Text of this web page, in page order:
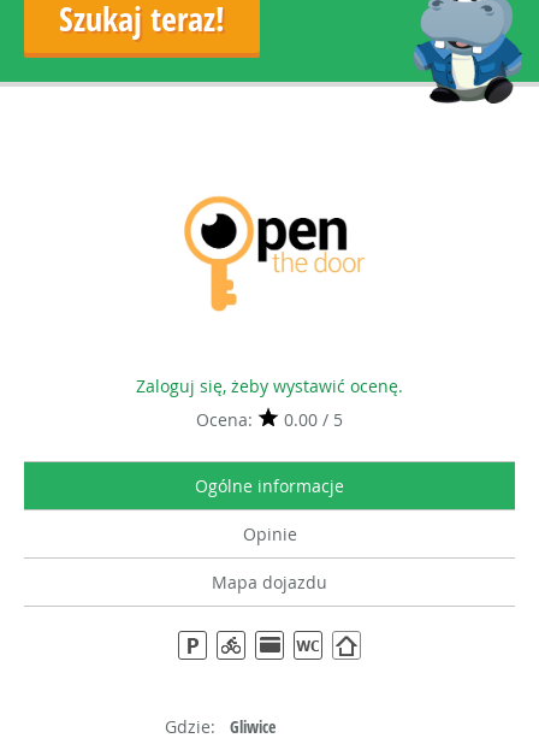
Zaloguj się, żeby wystawić ocenę.
Ocena:
0.00 / 5
Ogólne informacje
Opinie
Mapa dojazdu
Gdzie:
Gliwice